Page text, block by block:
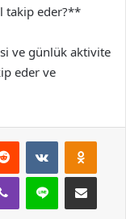
takip eder?**
ve günlük aktivite
eder ve
Reddit VKontakte
Viber Line E-Posta ile